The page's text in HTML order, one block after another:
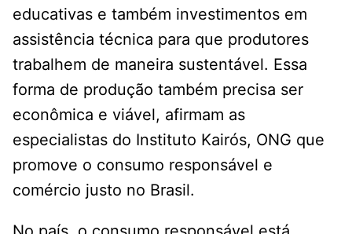
educativas e também investimentos em
assistência técnica para que produtores
trabalhem de maneira sustentável. Essa
forma de produção também precisa ser
econômica e viável, afirmam as
especialistas do Instituto Kairós, ONG que
promove o consumo responsável e
comércio justo no Brasil.